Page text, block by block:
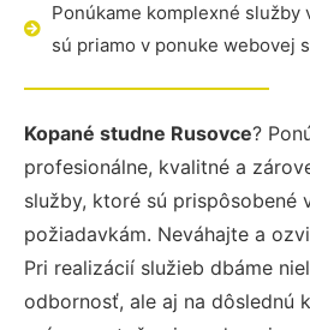
Ponúkame komplexné služby
sú priamo v ponuke webovej
Kopané studne Rusovce?
profesionálne, kvalitné a
služby, ktoré sú prispôsobené
požiadavkám. Neváhajte a
Pri realizácií služieb dbáme
odbornosť, ale aj na dôslednú